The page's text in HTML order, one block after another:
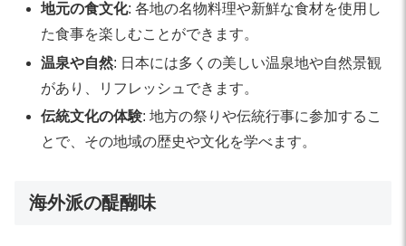
地元の食文化: 各地の名物料理や新鮮な食材を使用し
た食事を楽しむことができます。
温泉や自然: 日本には多くの美しい温泉地や自然景観
があり、リフレッシュできます。
伝統文化の体験: 地方の祭りや伝統行事に参加するこ
とで、その地域の歴史や文化を学べます。
海外派の醍醐味